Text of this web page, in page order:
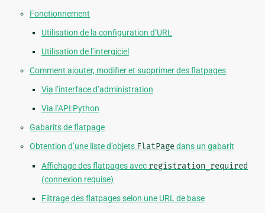
Fonctionnement
Utilisation de la configuration d’URL
Utilisation de l’intergiciel
Comment ajouter, modifier et supprimer des flatpages
Via l’interface d’administration
Via l’API Python
Gabarits de flatpage
Obtention d’une liste d’objets FlatPagedans un gabarit
Affichage des flatpages avec registration_required
(connexion requise)
Filtrage des flatpages selon une URL de base